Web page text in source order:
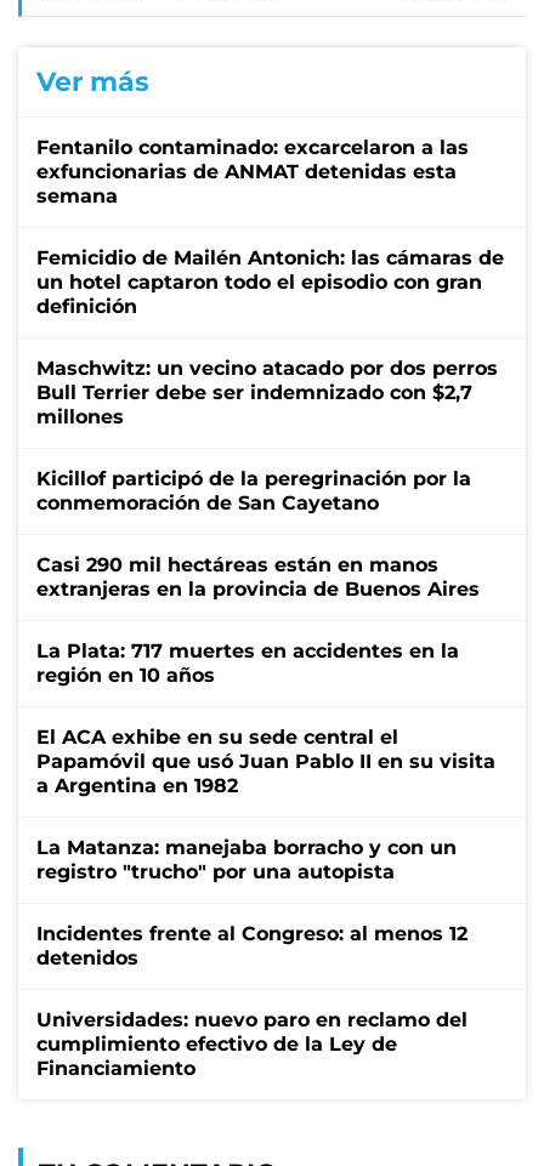
Ver más
Fentanilo contaminado: excarcelaron a las
exfuncionarias de ANMAT detenidas esta
semana
Femicidio de Mailén Antonich: las cámaras de
un hotel captaron todo el episodio con gran
definición
Maschwitz: un vecino atacado por dos perros
Bull Terrier debe ser indemnizado con $2,7
millones
Kicillof participó de la peregrinación por la
conmemoración de San Cayetano
Casi 290 mil hectáreas están en manos
extranjeras en la provincia de Buenos Aires
La Plata: 717 muertes en accidentes en la
región en 10 años
El ACA exhibe en su sede central el
Papamóvil que usó Juan Pablo II en su visita
a Argentina en 1982
La Matanza: manejaba borracho y con un
registro "trucho" por una autopista
Incidentes frente al Congreso: al menos 12
detenidos
Universidades: nuevo paro en reclamo del
cumplimiento efectivo de la Ley de
Financiamiento